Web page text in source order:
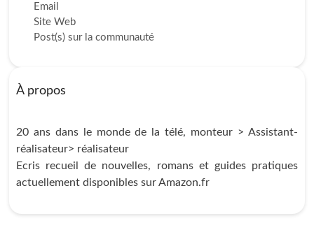
Email
Site Web
Post(s) sur la communauté
À propos
20 ans dans le monde de la télé, monteur > Assistant-
réalisateur> réalisateur
Ecris recueil de nouvelles, romans et guides pratiques
actuellement disponibles sur Amazon.fr